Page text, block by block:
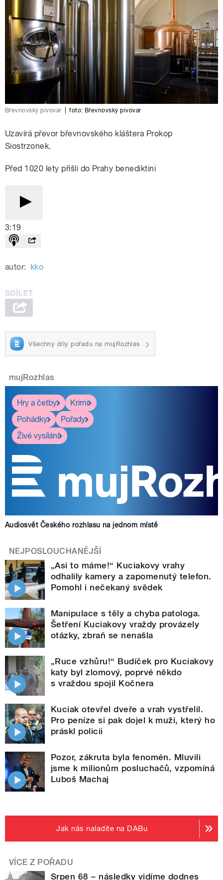
Břevnovský pivovar foto:Břevnovský pivovar
Uzavírá převor břevnovského kláštera Prokop
Siostrzonek.
Před 1020 lety přišli do Prahy benediktini
3:19
autor: kko
Všechny díly pořadu na mujRozhlas
mujRozhlas
Hry a četby
Krimi
Pohádky
Pořady
Živé vysílání
Audiosvět Českého rozhlasu na jednom místě
NEJPOSLOUCHANĚJŠÍ
„Asi to máme!“ Kuciakovy vrahy
odhalily kamery a zapomenutý telefon.
Pomohl i nečekaný svědek
Manipulace s těly a chyba patologa.
Šetření Kuciakovy vraždy provázely
otázky, zbraň se nenašla
„Ruce vzhůru!“ Budíček pro Kuciakovy
katy byl zlomový, poprvé někdo
s vraždou spojil Kočnera
Kuciak otevřel dveře a vrah vystřelil.
Pro peníze si pak dojel k muži, který ho
práskl policii
Pozor, zákruta byla fenomén. Mluvili
jsme k milionům posluchačů, vzpomíná
Luboš Machaj
Jak nás naladíte na DABu
VÍCE Z POŘADU
Srpen 68 – následky vidíme dodnes